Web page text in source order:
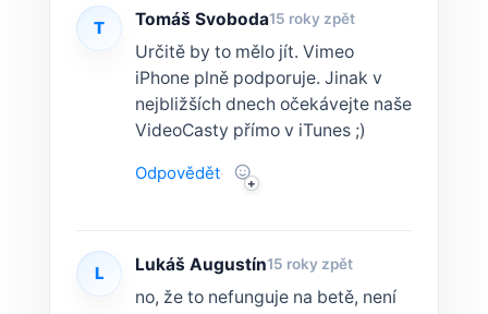
T Tomáš Svoboda15 roky zpět
Určitě by to mělo jít. Vimeo
iPhone plně podporuje. Jinak v
nejbližších dnech očekávejte naše
VideoCasty přímo v iTunes ;)
Odpovědět·
L Lukáš Augustín15 roky zpět
no, že to nefunguje na betě, není